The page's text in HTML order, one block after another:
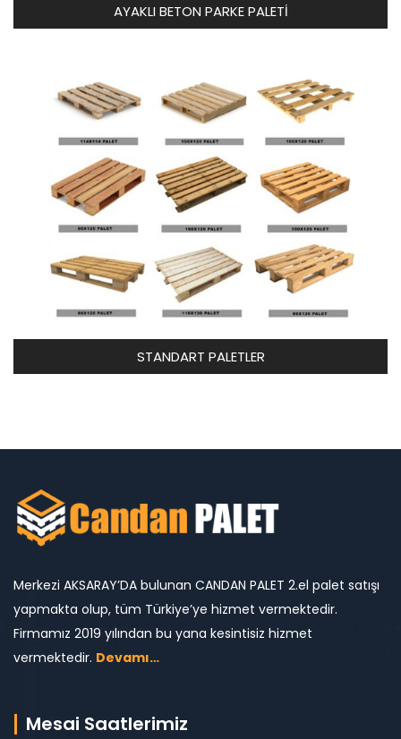
AYAKLI BETON PARKE PALETİ
STANDART PALETLER
Merkezi AKSARAY’DA bulunan CANDAN PALET 2.el palet satışı
yapmakta olup, tüm Türkiye’ye hizmet vermektedir.
Firmamız 2019 yılından bu yana kesintisiz hizmet
vermektedir. Devamı…
Mesai Saatlerimiz